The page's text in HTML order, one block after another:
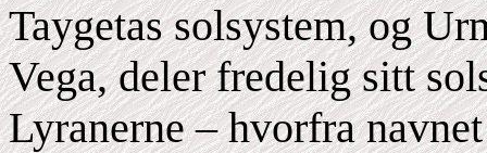
Taygetas solsystem, og
Vega, deler fredelig sitt
Lyranerne – hvorfra